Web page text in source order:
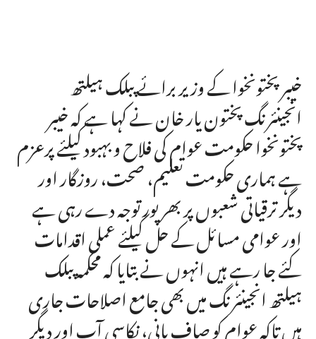
خیبر پختونخوا کے وزیر برائے پبلک ہیلتھ
انجینئرنگ پختون یار خان نے کہا ہے کہ خیبر
پختونخوا حکومت عوام کی فلاح و بہبود کیلئے پرعزم
ہے ہماری حکومت تعلیم، صحت، روزگار اور
دیگر ترقیاتی شعبوں پر بھرپور توجہ دے رہی ہے
اور عوامی مسائل کے حل کیلئے عملی اقدامات
کئے جا رہے ہیں انہوں نے بتایا کہ محکمہ پبلک
ہیلتھ انجینئرنگ میں بھی جامع اصلاحات جاری
ہیں تاکہ عوام کو صاف پانی، نکاسی آب اور دیگر